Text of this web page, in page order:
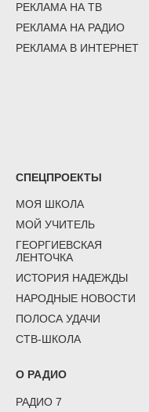
РЕКЛАМА НА ТВ
РЕКЛАМА НА РАДИО
РЕКЛАМА В ИНТЕРНЕТ
СПЕЦПРОЕКТЫ
МОЯ ШКОЛА
МОЙ УЧИТЕЛЬ
ГЕОРГИЕВСКАЯ
ЛЕНТОЧКА
ИСТОРИЯ НАДЕЖДЫ
НАРОДНЫЕ НОВОСТИ
ПОЛОСА УДАЧИ
СТВ-ШКОЛА
О РАДИО
РАДИО 7